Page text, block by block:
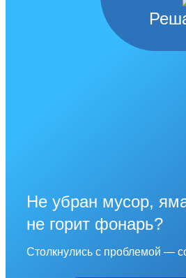
Не убран мусор,
не горит фонарь?
Столкнулись с проблемой —